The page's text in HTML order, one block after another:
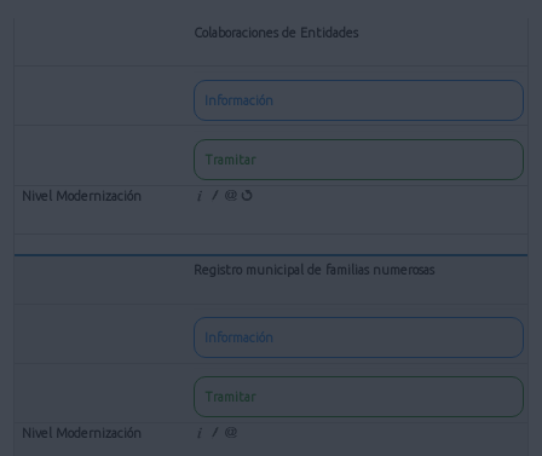
Colaboraciones de Entidades
Información
Tramitar
Registro municipal de familias numerosas
Información
Tramitar